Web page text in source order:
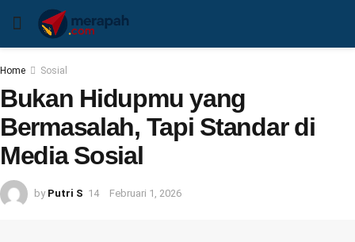
Home Sosial
Bukan Hidupmu yang
Bermasalah, Tapi Standar di
Media Sosial
by Putri S Februari 1, 2026